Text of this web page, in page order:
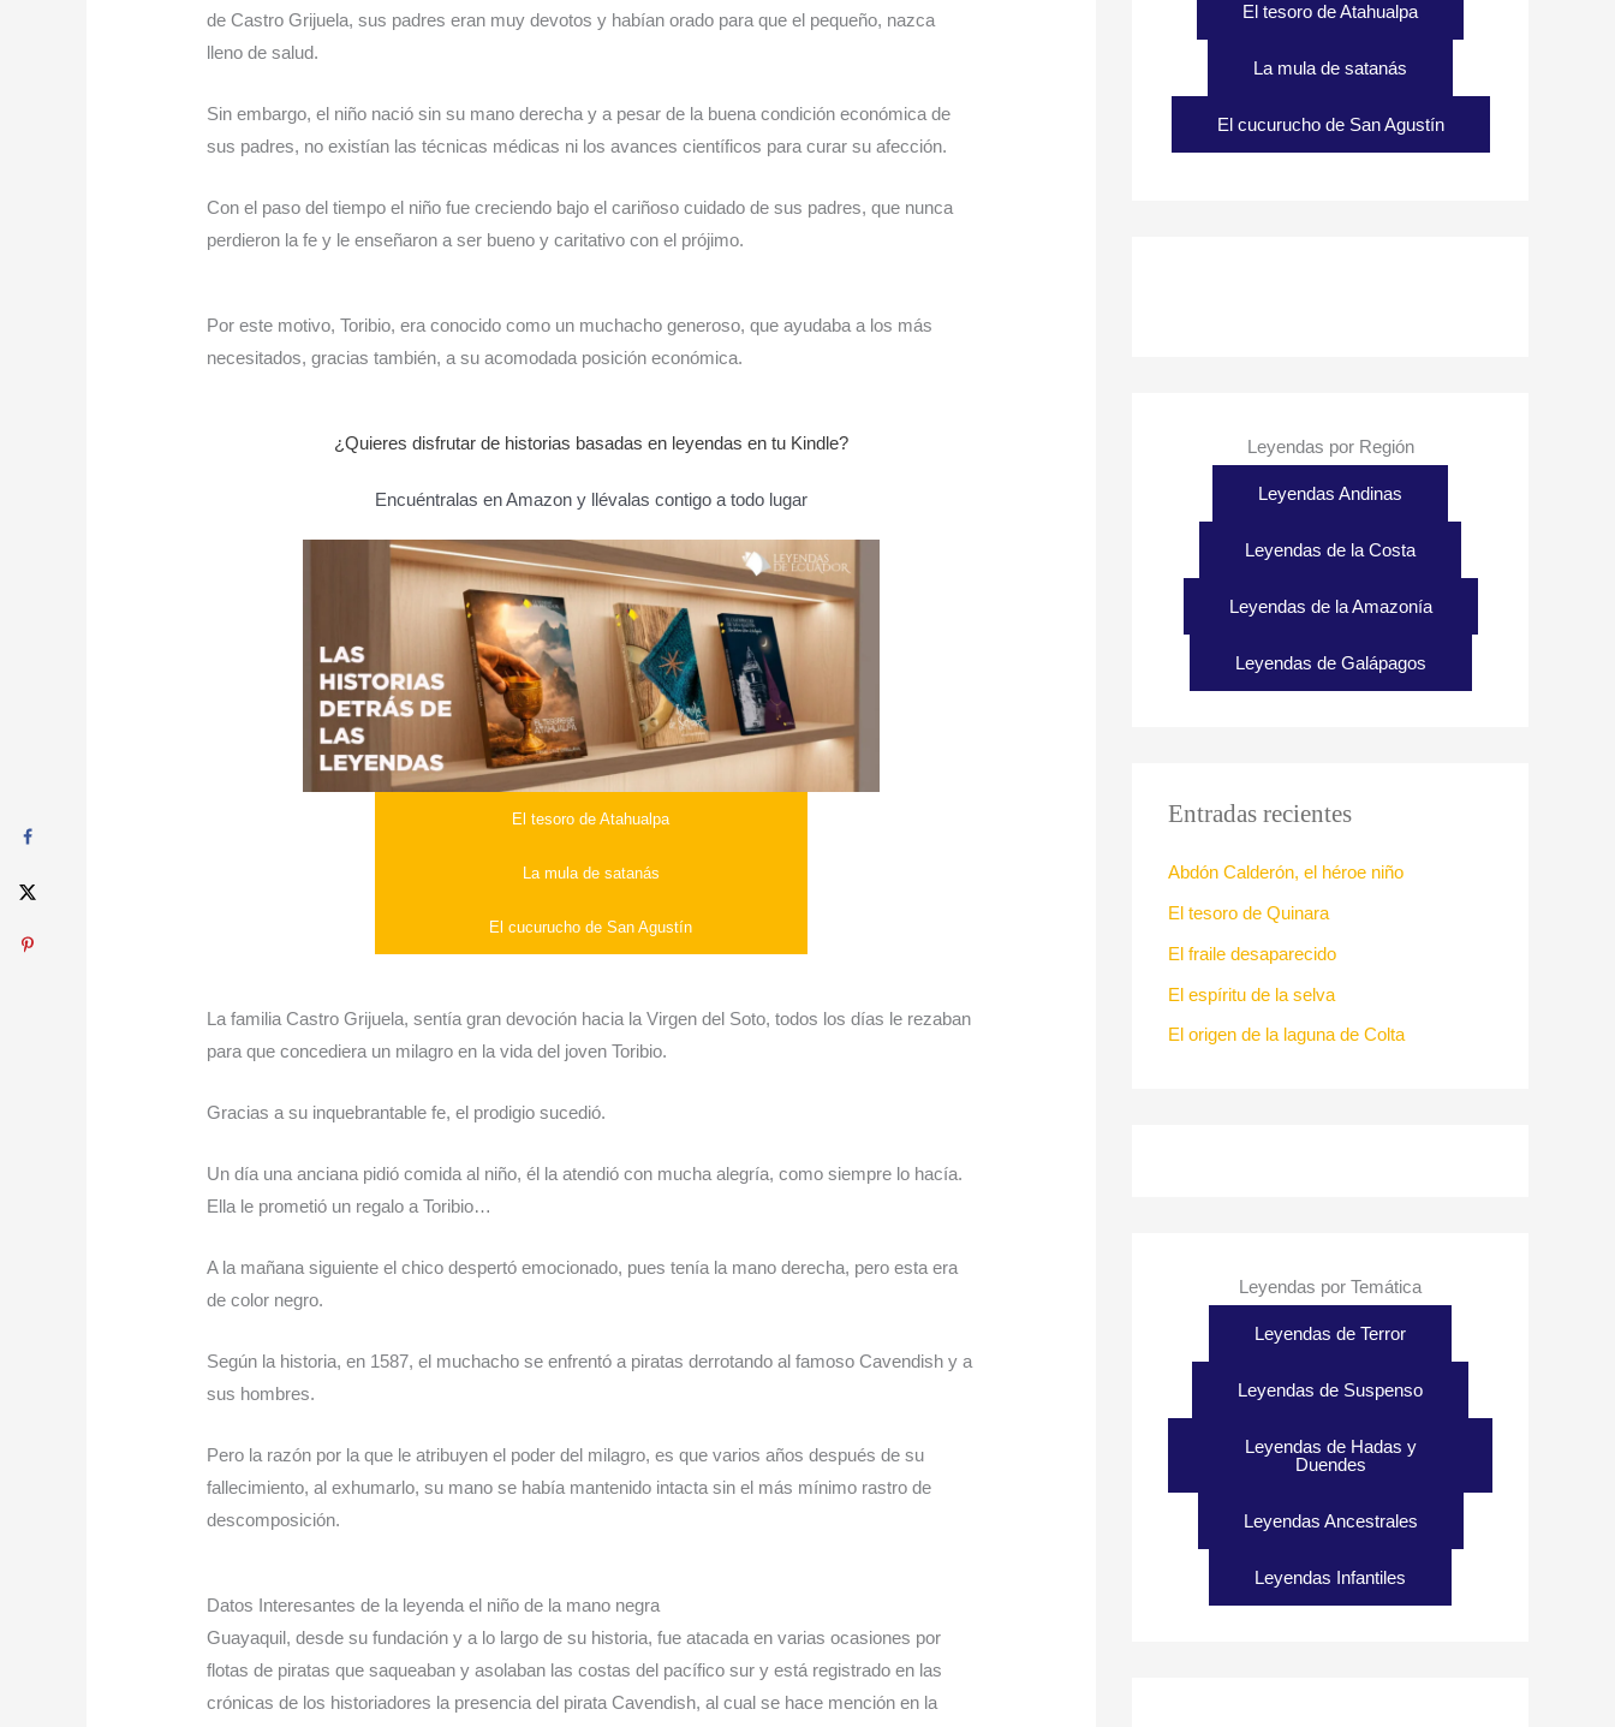
de Castro Grijuela, sus padres eran muy devotos y habían orado para que el pequeño, nazca
lleno de salud.
Sin embargo, el niño nació sin su mano derecha y a pesar de la buena condición económica de
sus padres, no existían las técnicas médicas ni los avances científicos para curar su afección.
Con el paso del tiempo el niño fue creciendo bajo el cariñoso cuidado de sus padres, que nunca
perdieron la fe y le enseñaron a ser bueno y caritativo con el prójimo.
Por este motivo, Toribio, era conocido como un muchacho generoso, que ayudaba a los más
necesitados, gracias también, a su acomodada posición económica.
¿Quieres disfrutar de historias basadas en leyendas en tu Kindle?
Encuéntralas en Amazon y llévalas contigo a todo lugar
El tesoro de Atahualpa
La mula de satanás
El cucurucho de San Agustín
La familia Castro Grijuela, sentía gran devoción hacia la Virgen del Soto, todos los días le rezaban
para que concediera un milagro en la vida del joven Toribio.
Gracias a su inquebrantable fe, el prodigio sucedió.
Un día una anciana pidió comida al niño, él la atendió con mucha alegría, como siempre lo hacía.
Ella le prometió un regalo a Toribio…
A la mañana siguiente el chico despertó emocionado, pues tenía la mano derecha, pero esta era
de color negro.
Según la historia, en 1587, el muchacho se enfrentó a piratas derrotando al famoso Cavendish y a
sus hombres.
Pero la razón por la que le atribuyen el poder del milagro, es que varios años después de su
fallecimiento, al exhumarlo, su mano se había mantenido intacta sin el más mínimo rastro de
descomposición.
Datos Interesantes de la leyenda el niño de la mano negra
Guayaquil, desde su fundación y a lo largo de su historia, fue atacada en varias ocasiones por
flotas de piratas que saqueaban y asolaban las costas del pacífico sur y está registrado en las
crónicas de los historiadores la presencia del pirata Cavendish, al cual se hace mención en la
El tesoro de Atahualpa
La mula de satanás
El cucurucho de San Agustín
Leyendas por Región
Leyendas Andinas
Leyendas de la Costa
Leyendas de la Amazonía
Leyendas de Galápagos
Entradas recientes
Abdón Calderón, el héroe niño
El tesoro de Quinara
El fraile desaparecido
El espíritu de la selva
El origen de la laguna de Colta
Leyendas por Temática
Leyendas de Terror
Leyendas de Suspenso
Leyendas de Hadas y
Duendes
Leyendas Ancestrales
Leyendas Infantiles